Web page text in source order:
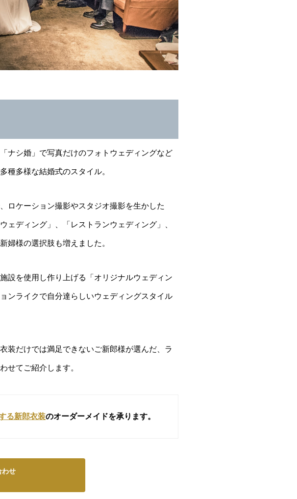
ナシ婚」で写真だけのフォトウェディングなど
種多様な結婚式のスタイル。
ロケーション撮影やスタジオ撮影を生かした
ェディング」、「レストランウェディング」、
婦様の選択肢も増えました。
設を使用し作り上げる「オリジナルウェディン
ンライクで自分達らしいウェディングスタイル
装だけでは満足できないご新郎様が選んだ、ラ
せてご紹介します。
る新郎衣装のオーダーメイドを承ります。
わせ